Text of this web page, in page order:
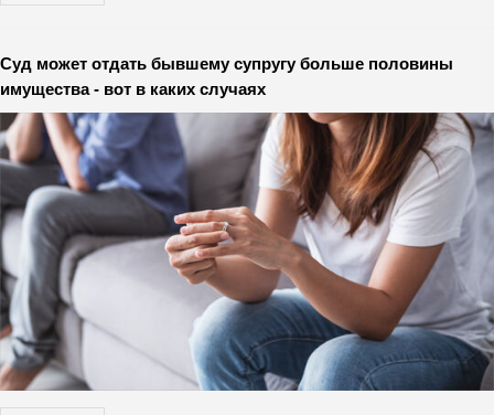
Суд может отдать бывшему супругу больше половины
имущества - вот в каких случаях